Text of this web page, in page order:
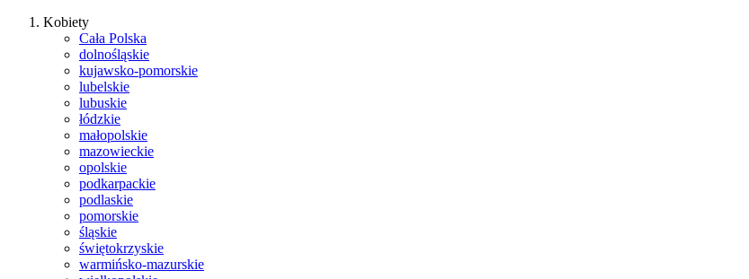
Kobiety
Cała Polska
dolnośląskie
kujawsko-pomorskie
lubelskie
lubuskie
łódzkie
małopolskie
mazowieckie
opolskie
podkarpackie
podlaskie
pomorskie
śląskie
świętokrzyskie
warmińsko-mazurskie